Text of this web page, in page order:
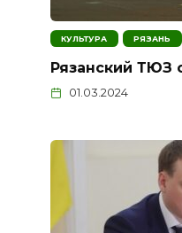
КУЛЬТУРА РЯЗАНЬ
Рязанский ТЮЗ
01.03.2024